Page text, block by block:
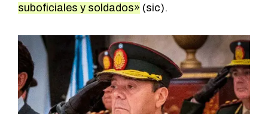
suboficiales y soldados» (sic).